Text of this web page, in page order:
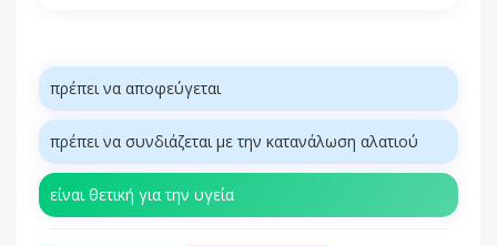
πρέπει να αποφεύγεται
πρέπει να συνδιάζεται με την κατανάλωση αλατιού
είναι θετική για την υγεία